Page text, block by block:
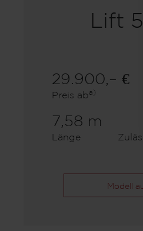
Lift
29.900,– €
Preis aba)
7,58 m
Länge
Modell